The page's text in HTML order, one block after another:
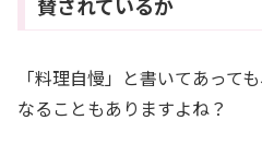
賛されているか
「料理自慢」と書いてあって
なることもありますよね？